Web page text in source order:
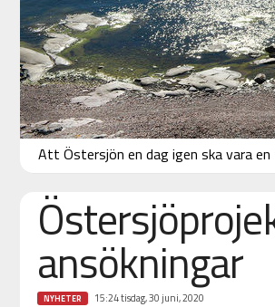
Att Östersjön en dag igen ska vara
ansökningar
NYHETER 15:24 tisdag, 30 juni, 2020